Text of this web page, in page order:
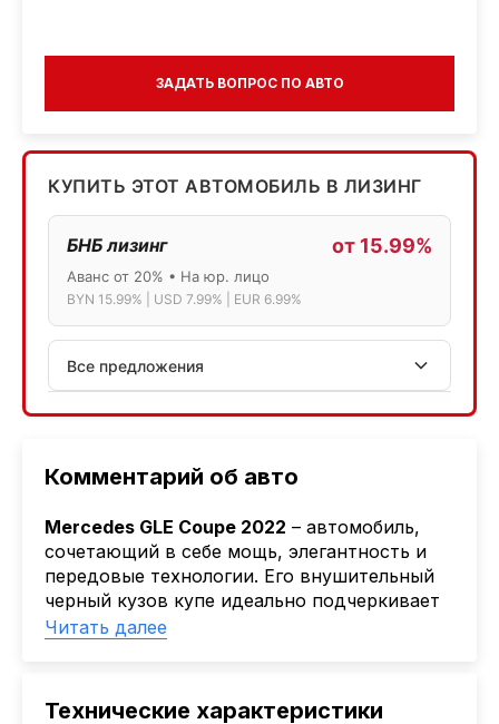
Комментарий об авто
Mercedes GLE Coupe 2022 – автомобиль,
сочетающий в себе мощь, элегантность и
передовые технологии. Его внушительный
черный кузов купе идеально подчеркивает
спортивные линии, создавая впечатляющий
удовольствие от вождения и несомненно
Читать далее
Технические характеристики
ЗАДАТЬ ВОПРОС ПО АВТО
КУПИТЬ ЭТОТ АВТОМОБИЛЬ В ЛИЗИНГ
БНБ лизинг от 15.99%
Аванс от 20% • На юр. лицо
BYN 15.99% | USD 7.99% | EUR 6.99%
Все предложения
АСБ лизинг
Лизинг: BYN 17% | USD 7.99% | EUR 6.99%
Также доступен кредит "Проще простого" 18.9%
Активлизиг
Индивидуальные условия по сделкам